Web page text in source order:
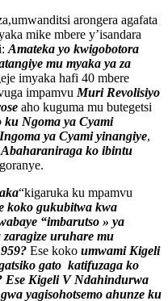
arongera agafata
mike mbere y’isandara
Amateka yo kwigobotora
mu myaka ya za
imyaka hafi 40 mbere
impamvu Muri Revolisiyo
aho kuguma mu butegetsi
ku Ngoma ya Cyami
Ingoma ya Cyami yinangiye,
ko ibintu
“kigaruka ku mpamvu
koko gukubitwa kwa
“imbarutso » ya
zaragize uruhare mu
Ese koko umwami Kigeli
gato katifuzaga ko
Ese Kigeli V Ndahindurwa
yagisohotsemo ahunze ku